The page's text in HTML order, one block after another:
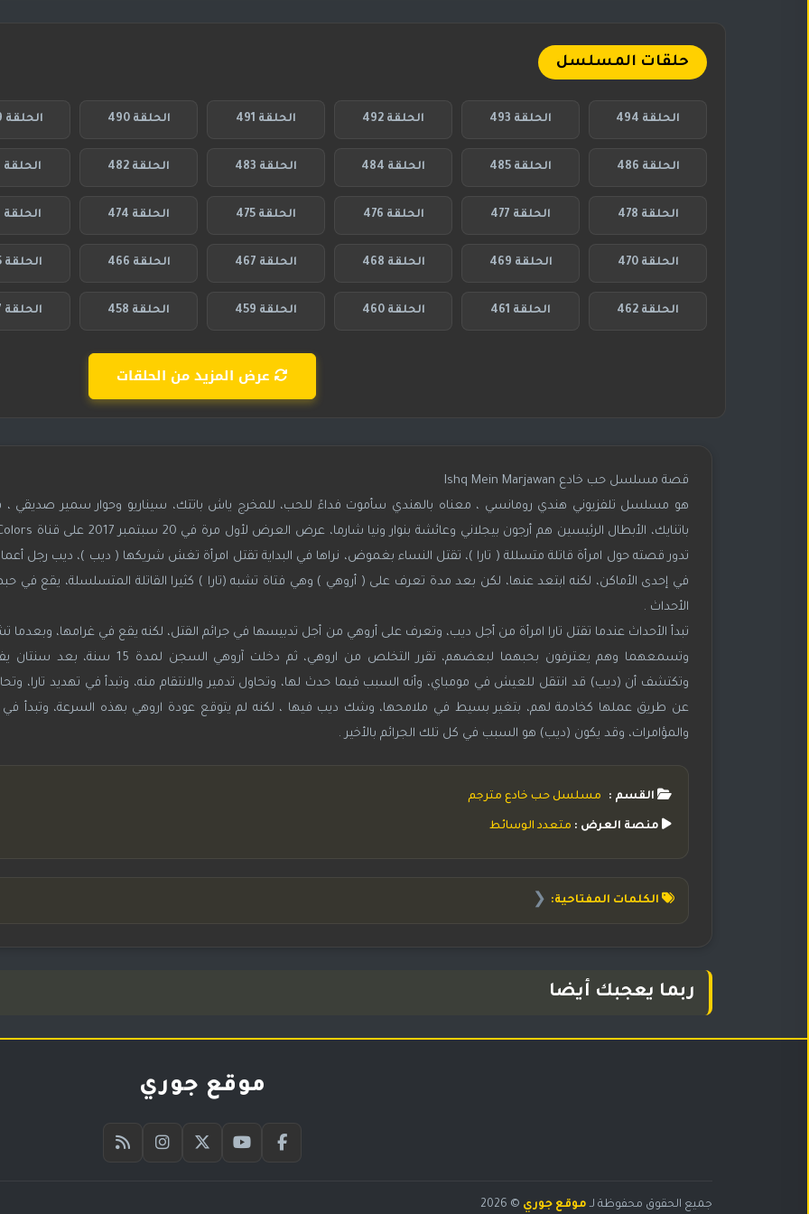
حلقات المسلسل
الحلقة 494 الحلقة 493 الحلقة 492 الحلقة 491 الحلقة 490 الحلقة 489
الحلقة 486 الحلقة 485 الحلقة 484 الحلقة 483 الحلقة 482 الحلقة 481
الحلقة 478 الحلقة 477 الحلقة 476 الحلقة 475 الحلقة 474 الحلقة 473
الحلقة 470 الحلقة 469 الحلقة 468 الحلقة 467 الحلقة 466 الحلقة 465
الحلقة 462 الحلقة 461 الحلقة 460 الحلقة 459 الحلقة 458 الحلقة 457
عرض المزيد من الحلقات
قصة مسلسل حب خادع Ishq Mein Marjawan
هو مسلسل تلفزيوني هندي رومانسي ، معناه بالهندي سأموت فداءً للحب، للمخرج ياش باتتك، سيناريو وحوار سمير صديقي
تدور قصته حول امرأة قاتلة متسللة ( تارا )، تقتل النساء بغموض، نراها في البداية تقتل امرأة تغش شريكها ( ديب )، ديب رجل
في إحدى الأماكن، لكنه ابتعد عنها، لكن بعد مدة تعرف على ( أروهي ) وهي فتاة تشبه (تارا ) كثيرا القاتلة المتسلسلة، يقع في
الأحداث .
تبدأ الأحداث عندما تقتل تارا امرأة من أجل ديب، وتعرف على أروهي من أجل تدبيسها في جرائم القتل، لكنه يقع في غرامها، وبعدما
وتسمعهما وهم يعترفون بحبهما لبعضهم، تقرر التخلص من اروهي، ثم
وتكتشف أن (ديب) قد انتقل للعيش في مومباي، وأنه السبب فيما حدث لها، وتحاول تدمير والانتقام منه، وتبدأ في تهديد تارا،
عن طريق عملها كخادمة لهم، بتغير بسيط في ملامحها، وشك ديب فيها ، لكنه لم يتوقع عودة اروهي بهذه السرعة، وتبدأ في
والمؤامرات، وقد يكون (ديب) هو السبب في كل تلك الجرائم بالأخير .
القسم : مسلسل حب خادع مترجم
منصة العرض : متعدد الوسائط
الكلمات المفتاحية: ❮
ربما يعجبك أيضا
موقع جوري
جميع الحقوق محفوظة لـ موقع جوري © 2026